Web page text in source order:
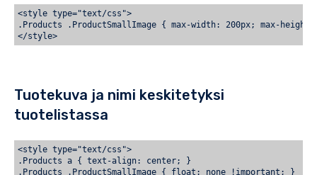
/* footerin tekstin väri */
footer.Footer a { color: #333333; }
.Products span.LineThrough, .Products span.ProductNo {
</style>
<script type="text/javascript">
jQuery(function() {
   jQuery('.Article .ShowMore').click();
<style type="text/css">
.Products .ProductSmallImage { max-width: 200px; max-
Tuotekuva ja nimi keskitetyksi
tuotelistassa
<style type="text/css">
.Products a { text-align: center; }
.Products .ProductSmallImage { float: none !important; }